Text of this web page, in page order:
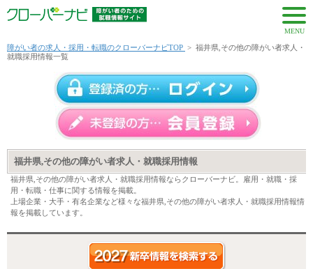
MENU
障がい者の求人・採用・転職のクローバーナビTOP > 福井県,その他の障がい者求人・
就職採用情報一覧
福井県,その他の障がい者求人・就職採用情報
福井県,その他の障がい者求人・就職採用情報ならクローバーナビ。雇用・就職・採
用・転職・仕事に関する情報を掲載。
上場企業・大手・有名企業など様々な福井県,その他の障がい者求人・就職採用情報情
報を掲載しています。